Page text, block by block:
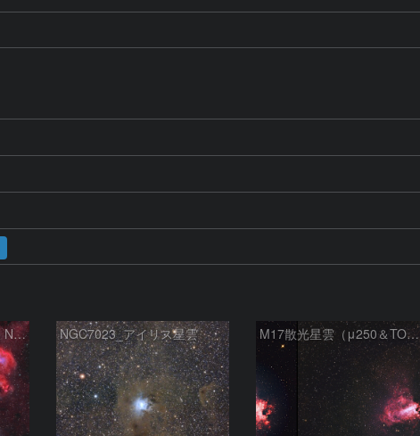
IC2944 Running Chicken Nebula NGC7023_アイリス星雲 M17散光星雲（μ250＆TOA130）